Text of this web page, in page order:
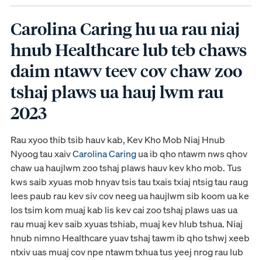
Carolina Caring hu ua rau niaj
hnub Healthcare lub teb chaws
daim ntawv teev cov chaw zoo
tshaj plaws ua hauj lwm rau
2023
Rau xyoo thib tsib hauv kab, Kev Kho Mob Niaj Hnub
Nyoog tau xaivCarolina Caringua ib qho ntawm nws qhov
chaw ua haujlwm zoo tshaj plaws hauv kev kho mob. Tus
kws saib xyuas mob hnyav tsis tau txais txiaj ntsig tau raug
lees paub rau kev siv cov neeg ua haujlwm sib koom ua ke
los tsim kom muaj kab lis kev cai zoo tshaj plaws uas ua
rau muaj kev saib xyuas tshiab, muaj kev hlub tshua. Niaj
hnub nimno Healthcare yuav tshaj tawm ib qho tshwj xeeb
ntxiv uas muaj cov npe ntawm txhua tus yeej nrog rau lub